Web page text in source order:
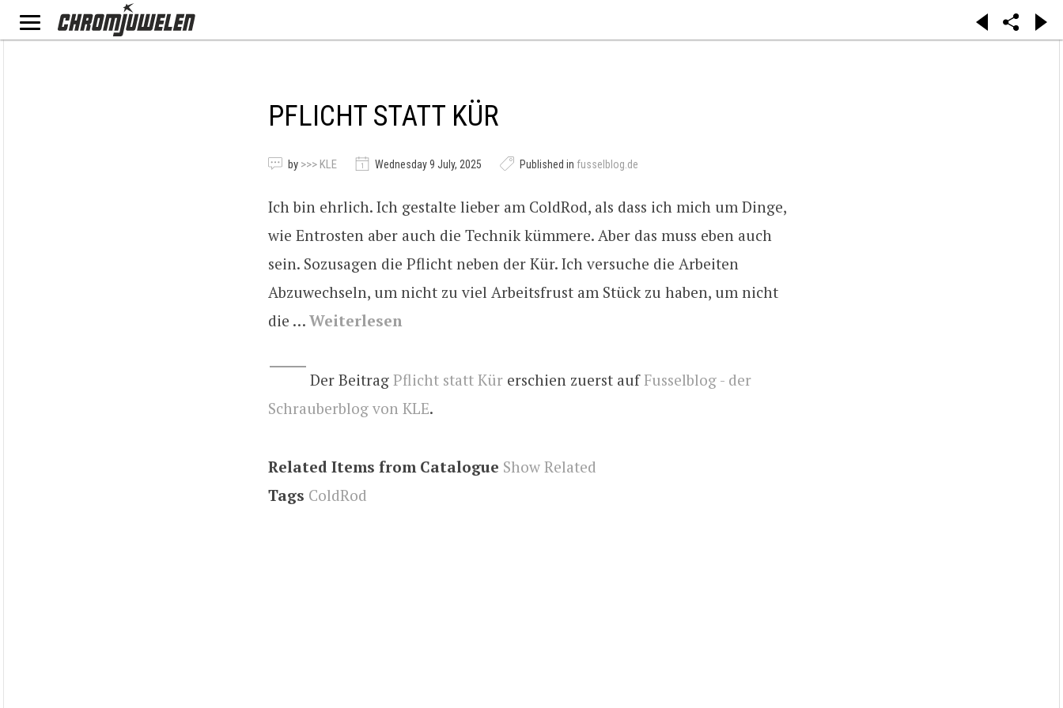
PFLICHT STATT KÜR
by >>> KLE Wednesday 9 July, 2025 Published in fusselblog.de
Ich bin ehrlich. Ich gestalte lieber am ColdRod, als dass ich mich um Dinge,
wie Entrosten aber auch die Technik kümmere. Aber das muss eben auch
sein. Sozusagen die Pflicht neben der Kür. Ich versuche die Arbeiten
Abzuwechseln, um nicht zu viel Arbeitsfrust am Stück zu haben, um nicht
die … Weiterlesen
Der Beitrag Pflicht statt Kür erschien zuerst auf Fusselblog - der
Schrauberblog von KLE.
Related Items from Catalogue Show Related
Tags ColdRod